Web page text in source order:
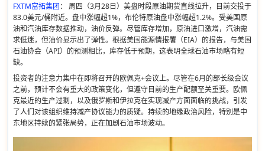
FXTM富拓集团： 周四（3月28日）美盘时段原油期货直线拉升，目前交投于
83.0美元/桶附近。盘中涨幅超1%，布伦特原油盘中涨幅超1.2%。受美国原
油和汽油库存数据推动，油价反弹。尽管库存增加，原油进口激增，汽油需
求低迷，但油价显示出了弹性。根据美国能源情报署（EIA）的报告，与美国
石油协会（API）的预测相比，库存低于预期，这表明全球石油市场略有短
缺。
投资者的注意力集中在即将召开的欧佩克+会议上。尽管在6月的部长级会议
之前，预计不会有重大的政策变化，但遵守目前的生产配额至关重要。欧佩
克最近的生产过剩，以及俄罗斯和伊拉克在实现减产方面面临的挑战，引发
了人们对该组织维持减产协议能力的质疑。持续的地缘政治风险，特别是中
东地区持续的紧张局势，正在加剧石油市场波动。